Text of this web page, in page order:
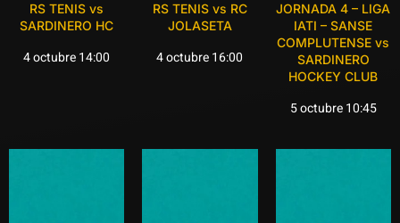
RS TENIS vs
SARDINERO HC
4 octubre 14:00
RS TENIS vs RC
JOLASETA
4 octubre 16:00
JORNADA 4 – LIGA
IATI – SANSE
COMPLUTENSE vs
SARDINERO
HOCKEY CLUB
5 octubre 10:45